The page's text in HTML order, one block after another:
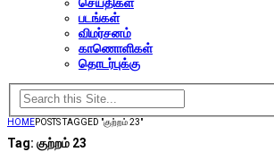
படங்கள்
விமர்சனம்
காணொளிகள்
தொடர்புக்கு
HOMEPOSTS TAGGED "குற்றம் 23"
Tag: குற்றம் 23